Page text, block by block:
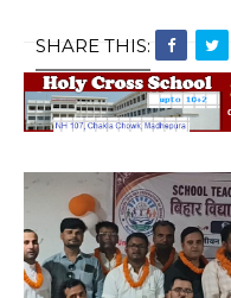
SHARE THIS: